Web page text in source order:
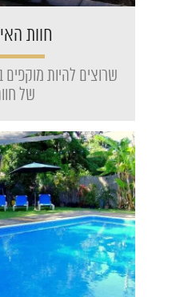
חוות
שרוצים להיות מוקפים
של